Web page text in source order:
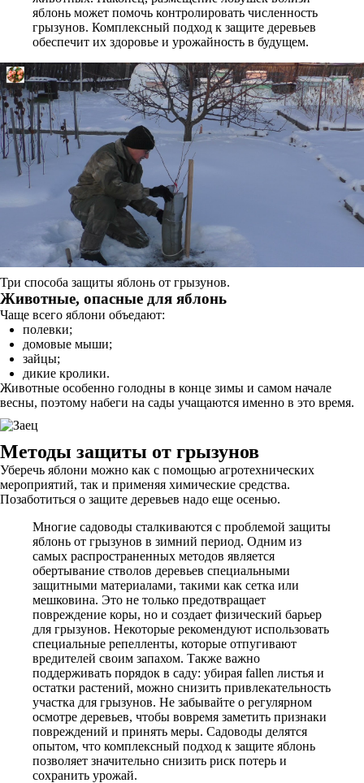
яблонь может помочь контролировать численность
грызунов. Комплексный подход к защите деревьев
обеспечит их здоровье и урожайность в будущем.
Три способа защиты яблонь от грызунов.
Животные, опасные для яблонь
Чаще всего яблони объедают:
полевки;
домовые мыши;
зайцы;
дикие кролики.
Животные особенно голодны в конце зимы и самом начале
весны, поэтому набеги на сады учащаются именно в это время.
Методы защиты от грызунов
Уберечь яблони можно как с помощью агротехнических
мероприятий, так и применяя химические средства.
Позаботиться о защите деревьев надо еще осенью.
Многие садоводы сталкиваются с проблемой защиты
яблонь от грызунов в зимний период. Одним из
самых распространенных методов является
обертывание стволов деревьев специальными
защитными материалами, такими как сетка или
мешковина. Это не только предотвращает
повреждение коры, но и создает физический барьер
для грызунов. Некоторые рекомендуют использовать
специальные репелленты, которые отпугивают
вредителей своим запахом. Также важно
поддерживать порядок в саду: убирая fallen листья и
остатки растений, можно снизить привлекательность
участка для грызунов. Не забывайте о регулярном
осмотре деревьев, чтобы вовремя заметить признаки
повреждений и принять меры. Садоводы делятся
опытом, что комплексный подход к защите яблонь
позволяет значительно снизить риск потерь и
сохранить урожай.